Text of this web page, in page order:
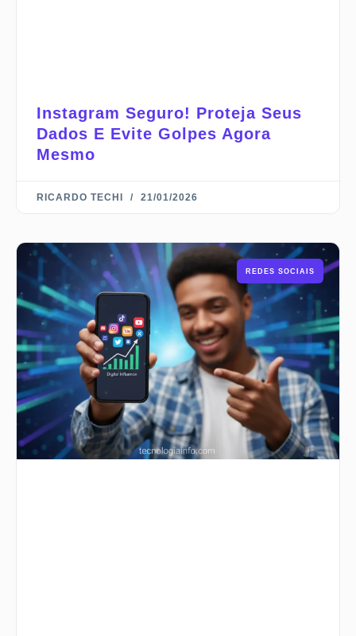
Instagram Seguro! Proteja Seus
Dados E Evite Golpes Agora
Mesmo
RICARDO TECHI 21/01/2026
REDES SOCIAIS